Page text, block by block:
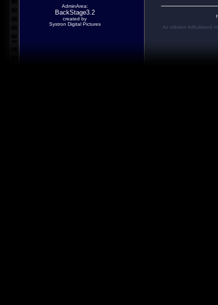
Az oldalon felbukkanó
AdminArea:
BackStage3.2
created by
Systron Digital Pictures